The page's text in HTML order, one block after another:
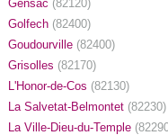
Gensac (82120)
Golfech (82400)
Goudourville (82400)
Grisolles (82170)
L'Honor-de-Cos (82130)
La Salvetat-Belmontet (82230)
La Ville-Dieu-du-Temple